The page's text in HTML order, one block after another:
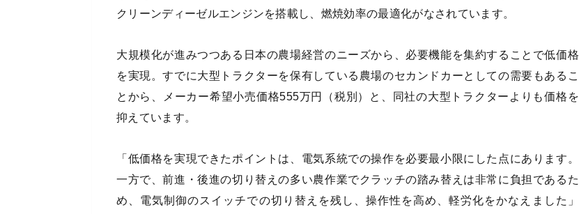
クリーンディーゼルエンジンを搭載し、燃焼効率の最適化がなされています。
大規模化が進みつつある日本の農場経営のニーズから、必要機能を集約することで低価格
を実現。すでに大型トラクターを保有している農場のセカンドカーとしての需要もあるこ
とから、メーカー希望小売価格555万円（税別）と、同社の大型トラクターよりも価格を
抑えています。
「低価格を実現できたポイントは、電気系統での操作を必要最小限にした点にあります。
一方で、前進・後進の切り替えの多い農作業でクラッチの踏み替えは非常に負担であるた
め、電気制御のスイッチでの切り替えを残し、操作性を高め、軽労化をかなえました」